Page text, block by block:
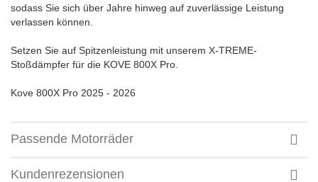
sodass Sie sich über Jahre hinweg auf zuverlässige Leistung
verlassen können.
Setzen Sie auf Spitzenleistung mit unserem X-TREME-
Stoßdämpfer für die KOVE 800X Pro.
Kove 800X Pro 2025 - 2026
Passende Motorräder
Kundenrezensionen